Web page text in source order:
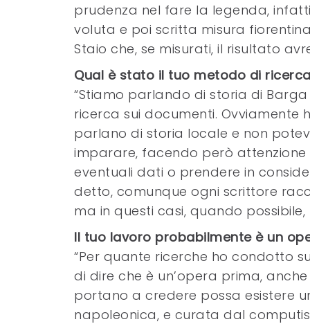
prudenza nel fare la legenda,
voluta e poi scritta misura
Staio che, se misurati, il risultato
Qual è stato il tuo metodo di
“Stiamo parlando di storia di
ricerca sui documenti.
parlano di storia locale e non
imparare, facendo però
eventuali dati o prendere in
detto, comunque ogni scrittore
ma in questi casi, quando
Il tuo lavoro probabilmente è un
“Per quante ricerche ho condotto
di dire che è un’opera prima,
portano a credere possa esistere
napoleonica, e curata dal